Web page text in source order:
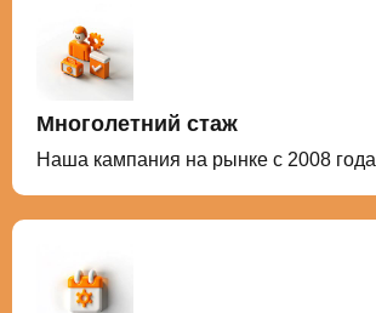
Многолетний стаж
Наша кампания на рынке с 2008 года